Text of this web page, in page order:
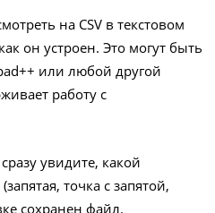
на CSV в текстовом
он устроен. Это могут быть
или любой другой
работу с
увидите, какой
точка с запятой,
сохранен файл.